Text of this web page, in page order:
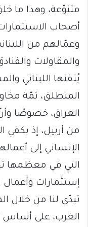
متنوّعة، وهذا ما
أصحاب
وعمّالهم من
والمقاولات
يُتقنها اللبناني
المنطلق، ثمّة
العراق، خصوصًا
من أربيل، إذ يكفي
الإنساني إلى
التي في معظمها
إستثمارات وأعمال
تبدّى لنا من خلال
الغرب، على أساس